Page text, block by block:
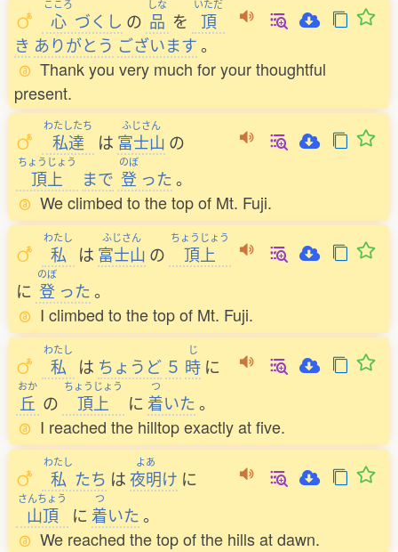
こころ
心 づくし の
しな
品 を
いただ
頂
き ありがとう ございます。
Thank you very much for your thoughtful
present.
わたしたち
私達 は
ふじさん
富士山 の
ちょうじょう
頂上 まで
のぼ
登 った。
We climbed to the top of Mt. Fuji.
わたし
私 は
ふじさん
富士山 の
ちょうじょう
頂上
に
のぼ
登 った。
I climbed to the top of Mt. Fuji.
わたし
私 は ちょうど ５
じ
時 に
おか
丘 の
ちょうじょう
頂上 に
つ
着いた。
I reached the hilltop exactly at five.
わたし
私 たち は
よあ
夜明け に
さんちょう
山頂 に
つ
着いた。
We reached the top of the hills at dawn.